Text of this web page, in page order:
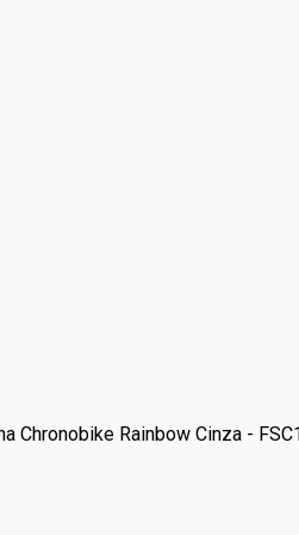
Chronobike Rainbow Cinza -